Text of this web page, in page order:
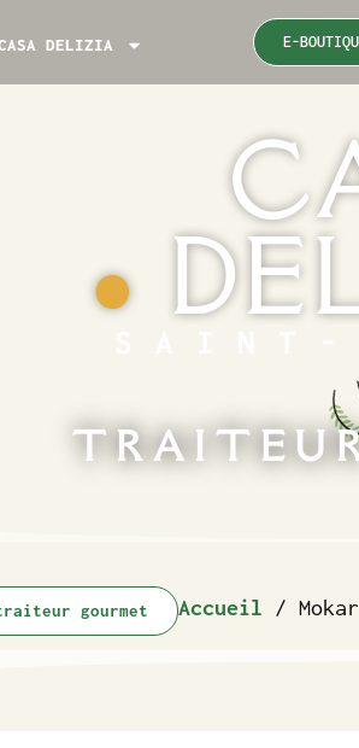
DELIZIA E-
●
gourmet Accueil /